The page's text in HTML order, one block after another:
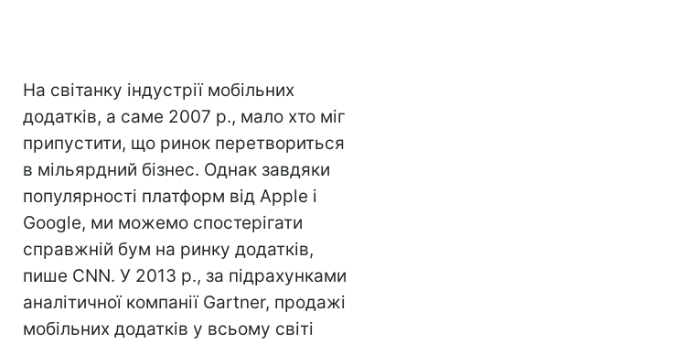
На світанку індустрії мобільних
додатків, а саме 2007 р., мало хто міг
припустити, що ринок перетвориться
в мільярдний бізнес. Однак завдяки
популярності платформ від Apple і
Google, ми можемо спостерігати
справжній бум на ринку додатків,
пише CNN. У 2013 р., за підрахунками
аналітичної компанії Gartner, продажі
мобільних додатків у всьому світі